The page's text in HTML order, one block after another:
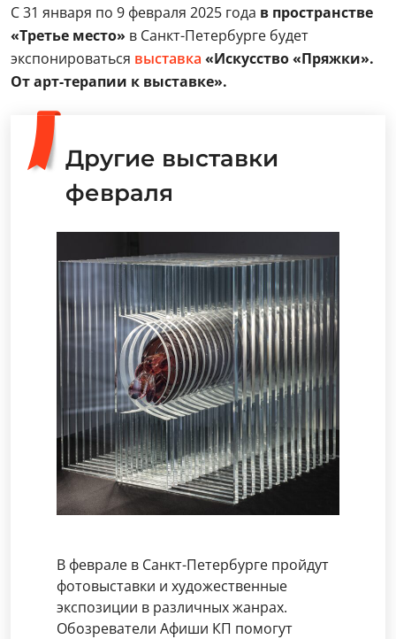
С 31 января по 9 февраля 2025 года в пространстве
«Третье место» в Санкт-Петербурге будет
экспонироваться выставка «Искусство «Пряжки».
От арт-терапии к выставке».
Другие выставки
февраля
В феврале в Санкт-Петербурге пройдут
фотовыставки и художественные
экспозиции в различных жанрах.
Обозреватели Афиши КП помогут